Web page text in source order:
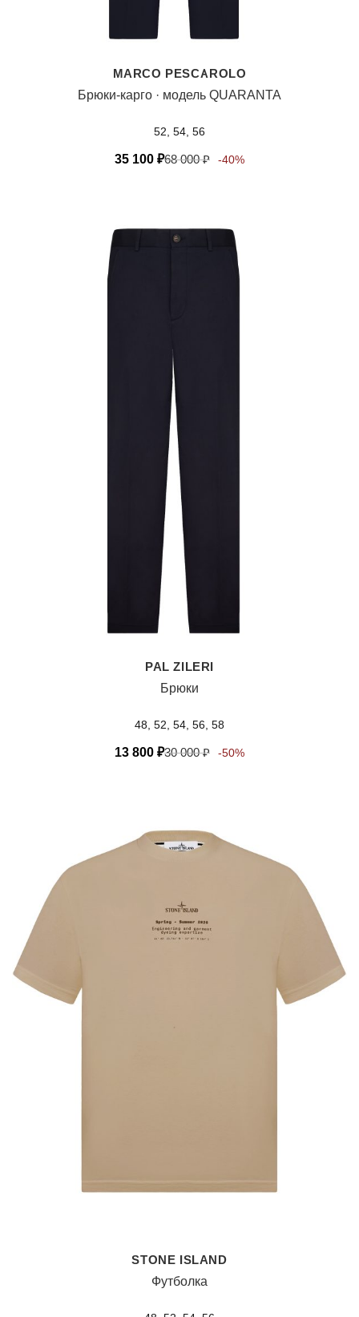
MARCO PESCAROLO
Брюки-карго · модель QUARANTA
52, 54, 56
35 100 ₽68 000₽ -40%
PAL ZILERI
Брюки
48, 52, 54, 56, 58
13 800 ₽30 000₽ -50%
STONE ISLAND
Футболка